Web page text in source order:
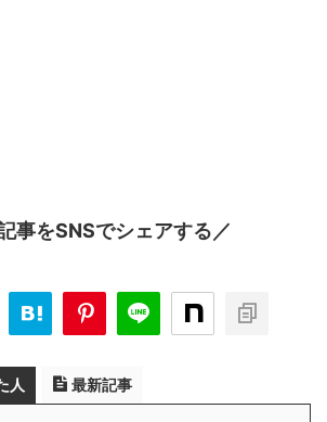
事をSNSでシェアする／
人 最新記事